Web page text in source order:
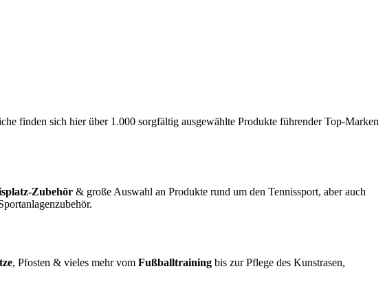
finden sich hier über 1.000 sorgfältig ausgewählte Produkte führender Top-Marken
Zubehör & große Auswahl an Produkte rund um den Tennissport, aber auch
, Pfosten & vieles mehr vom Fußballtraining bis zur Pflege des Kunstrasen,